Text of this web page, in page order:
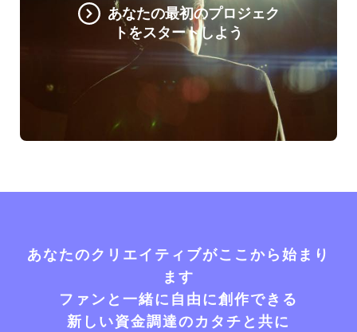
あなたの最初のプロジェク
トをスタートしよう
あなたのクリエイティブがここから始まり
ます
ファンと一緒に自由に創作できる
新しい資金調達のカタチと共に